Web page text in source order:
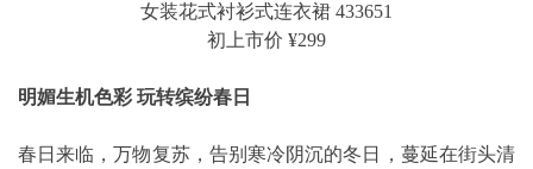
女装花式衬衫式连衣裙 433651
初上市价 ¥299
明媚生机色彩 玩转缤纷春日
春日来临，万物复苏，告别寒冷阴沉的冬日，蔓延在街头清